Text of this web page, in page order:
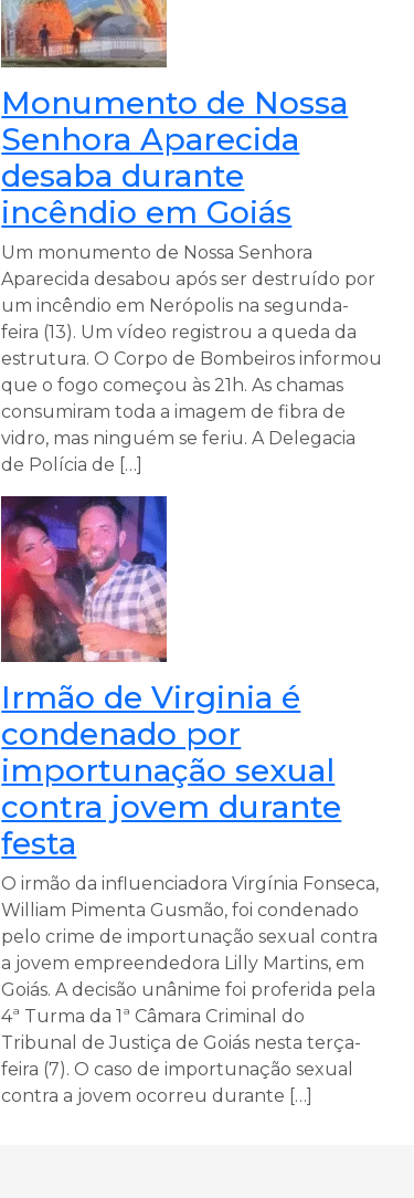
Monumento de Nossa
Senhora Aparecida
desaba durante
incêndio em Goiás
Um monumento de Nossa Senhora
Aparecida desabou após ser destruído por
um incêndio em Nerópolis na segunda-
feira (13). Um vídeo registrou a queda da
estrutura. O Corpo de Bombeiros informou
que o fogo começou às 21h. As chamas
consumiram toda a imagem de fibra de
vidro, mas ninguém se feriu. A Delegacia
de Polícia de […]
Irmão de Virginia é
condenado por
importunação sexual
contra jovem durante
festa
O irmão da influenciadora Virgínia Fonseca,
William Pimenta Gusmão, foi condenado
pelo crime de importunação sexual contra
a jovem empreendedora Lilly Martins, em
Goiás. A decisão unânime foi proferida pela
4ª Turma da 1ª Câmara Criminal do
Tribunal de Justiça de Goiás nesta terça-
feira (7). O caso de importunação sexual
contra a jovem ocorreu durante […]